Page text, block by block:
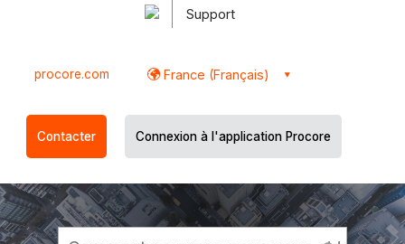
Support
procore.com France (Français)
Contacter Connexion à l'application Procore